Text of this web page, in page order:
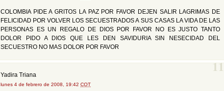
COLOMBIA PIDE A GRITOS LA PAZ POR FAVOR DEJEN SALIR LAGRIMAS DE
FELICIDAD POR VOLVER LOS SECUESTRADOS A SUS CASAS LA VIDA DE LAS
PERSONAS ES UN REGALO DE DIOS POR FAVOR NO ES JUSTO TANTO
DOLOR PIDO A DIOS QUE LES DEN SAVIDURIA SIN NESECIDAD DEL
SECUESTRO NO MAS DOLOR POR FAVOR
Yadira Triana
lunes 4 de febrero de 2008, 19:42 COT
11